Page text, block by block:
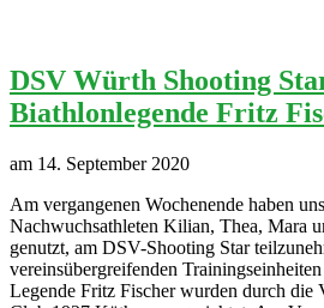
DSV Würth Shooting
Biathlonlegende Fritz
am 14. September 2020
Am vergangenen Wochenende haben
Nachwuchsathleten Kilian, Thea, Mara
genutzt, am DSV-Shooting Star
vereinsübergreifenden
Legende Fritz Fischer wurden durch die